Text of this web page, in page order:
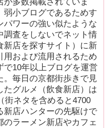
が多数掲載されていま
弱小ブログであるためす
パワーの強い似たような
調査をしないでネット情
新店を探すサイト）に新
用および流用されるため
で10年以上ブログを運営
。毎日の京都街歩きで見
たグルメ（飲食新店）は
街ネタを含めると4700
新店ハンターの先駆けで
のラーメン新店やカフェ